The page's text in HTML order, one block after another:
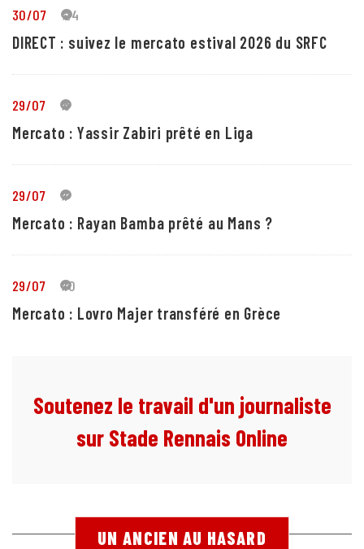
30/07 24
DIRECT : suivez le mercato estival 2026 du SRFC
29/07 5
Mercato : Yassir Zabiri prêté en Liga
29/07 1
Mercato : Rayan Bamba prêté au Mans ?
29/07 10
Mercato : Lovro Majer transféré en Grèce
Soutenez le travail d'un journaliste
sur Stade Rennais Online
UN ANCIEN AU HASARD